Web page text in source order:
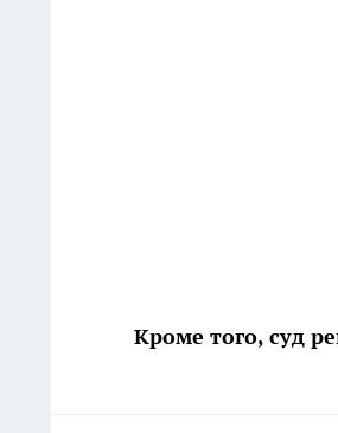
Кроме того, суд